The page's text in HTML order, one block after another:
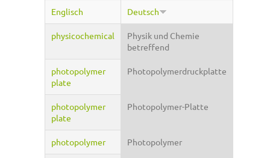
Englisch
Deutsch
physicochemical
Physik und Chemie
betreffend
photopolymer
plate
Photopolymerdruckplatte
photopolymer
plate
Photopolymer-Platte
photopolymer Photopolymer